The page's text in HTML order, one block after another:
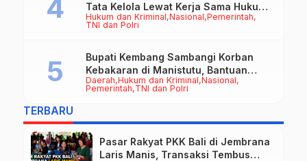
Hukum dan Kriminal Nasional Pemerintah
TNI dan Polri
Tata Kelola Lewat Kerja Sama Hukum
Datun
Daerah Hukum dan Kriminal Nasional
Pemerintah TNI dan Polri
Bupati Kembang Sambangi Korban
Kebakaran di Manistutu, Bantuan
Disalurkan untuk Ringankan Beban
TERBARU
Pasar Rakyat PKK Bali di Jembrana
Laris Manis, Transaksi Tembus